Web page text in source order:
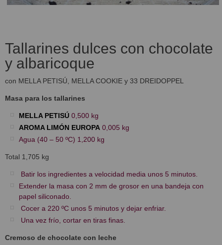
Tallarines dulces con chocolate
y albaricoque
con MELLA PETISÚ, MELLA COOKIE y 33 DREIDOPPEL
Masa para los tallarines
MELLA PETISÚ 0,500 kg
AROMA LIMÓN EUROPA 0,005 kg
Agua (40 – 50 ºC) 1,200 kg
Total 1,705 kg
Batir los ingredientes a velocidad media unos 5 minutos.
Extender la masa con 2 mm de grosor en una bandeja con
papel siliconado.
Cocer a 220 ºC unos 5 minutos y dejar enfriar.
Una vez frío, cortar en tiras finas.
Cremoso de chocolate con leche